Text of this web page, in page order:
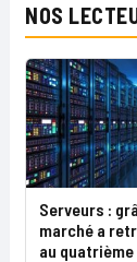
NOS
Serveurs :
marché a
au